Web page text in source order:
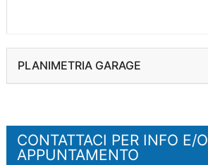
PLANIMETRIA GARAGE
CONTATTACI PER INFO E/O
APPUNTAMENTO